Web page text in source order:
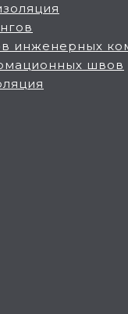
инженерных
швов